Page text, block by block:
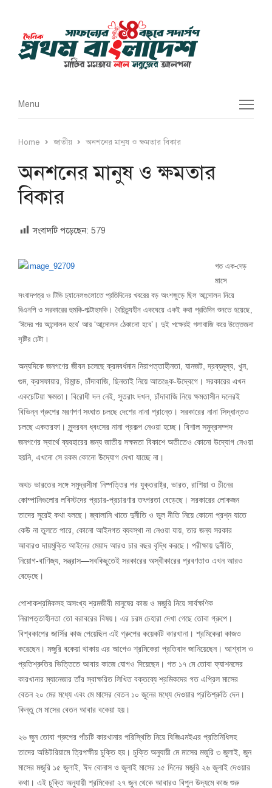
Menu
Menu
Home জাতীয় অনশনের মানুষ ও ক্ষমতার বিকার
অনশনের মানুষ ও ক্ষমতার
বিকার
সংবাদটি পড়েছেন: 579
গত এক-দেড়
মাসে
সংবাদপত্র ও টিভি চ্যানেলগুলোতে প্রতিদিনের খবরের বড় অংশজুড়ে ছিল আন্দোলন নিয়ে
বিএনপি ও সরকারের হুমকি-পাল্টাহুমকি। বৈচিত্র্যহীন একঘেয়ে একই কথা প্রতিদিন শুনতে হয়েছে,
‘ঈদের পর আন্দোলন হবে’ আর ‘আন্দোলন ঠেকানো হবে’। দুই পক্ষেরই গলাবাজি করে উত্তেজনা
সৃষ্টির চেষ্টা।
অন্যদিকে জনগণের জীবন চলেছে ক্রমবর্ধমান নিরাপত্তাহীনতা, যানজট, দ্রব্যমূল্য, খুন,
গুম, ক্রসফায়ার, রিমান্ড, চাঁদাবাজি, ছিনতাই নিয়ে আতঙ্কে-উদ্বেগে। সরকারের এখন
একচেটিয়া ক্ষমতা। বিরোধী দল নেই, সুতরাং দখল, চাঁদাবাজি নিয়ে ক্ষমতাসীন দলেরই
বিভিন্ন গ্রুপের মরণপণ সংঘাত চলছে দেশের নানা প্রান্তে। সরকারের নানা সিদ্ধান্তও
চলছে একতরফা। সুন্দরবন ধ্বংসের নানা প্রকল্প নেওয়া হচ্ছে। বিশাল সমুদ্রসম্পদ
জনগণের স্বার্থে ব্যবহারের জন্য জাতীয় সক্ষমতা বিকাশে অতীতেও কোনো উদ্যোগ নেওয়া
হয়নি, এখনো সে রকম কোনো উদ্যোগ দেখা যাচ্ছে না।
অথচ ভারতের সঙ্গে সমুদ্রসীমা নিষ্পত্তির পর যুক্তরাষ্ট্র, ভারত, রাশিয়া ও চীনের
কোম্পানিগুলোর লবিস্টদের প্রচার-প্রচারণার তৎপরতা বেড়েছে। সরকারের লোকজন
তাদের সুরেই কথা বলছে। জ্বালানি খাতে দুর্নীতি ও ভুল নীতি নিয়ে কোনো প্রশ্ন যাতে
কেউ না তুলতে পারে, কোনো আইনগত ব্যবস্থা না নেওয়া যায়, তার জন্য সরকার
আবারও দায়মুক্তি আইনের মেয়াদ আরও চার বছর বৃদ্ধি করছে। পরীক্ষায় দুর্নীতি,
নিয়োগ-বাণিজ্য, সন্ত্রাস—সবকিছুতেই সরকারের অস্বীকারের প্রবণতাও এখন আরও
বেড়েছে।
পোশাকশ্রমিকসহ অসংখ্য শ্রমজীবী মানুষের কাজ ও মজুরি নিয়ে সার্বক্ষণিক
নিরাপত্তাহীনতা তো বরাবরের বিষয়। এর চরম চেহারা দেখা গেছে তোবা গ্রুপে।
বিশ্বকাপের জার্সির কাজ পেয়েছিল এই গ্রুপের কয়েকটি কারখানা। শ্রমিকেরা কাজও
করেছেন। মজুরি বকেয়া থাকায় এর আগেও শ্রমিকেরা প্রতিবাদ জানিয়েছেন। আশ্বাস ও
প্রতিশ্রুতির ভিত্তিতে আবার কাজে যোগও দিয়েছেন। গত ১৭ মে তোবা ফ্যাশনসের
কারখানার ম্যানেজার তাঁর স্বাক্ষরিত লিখিত বক্তব্যে শ্রমিকদের গত এপ্রিল মাসের
বেতন ২০ মের মধ্যে এবং মে মাসের বেতন ১০ জুনের মধ্যে দেওয়ার প্রতিশ্রুতি দেন।
কিন্তু মে মাসের বেতন আবার বকেয়া হয়।
২৬ জুন তোবা গ্রুপের পাঁচটি কারখানার পরিস্থিতি নিয়ে বিজিএমইএর প্রতিনিধিসহ
তাদের অডিটরিয়ামে ত্রিপক্ষীয় চুক্তি হয়। চুক্তি অনুযায়ী মে মাসের মজুরি ৩ জুলাই, জুন
মাসের মজুরি ১৫ জুলাই, ঈদ বোনাস ও জুলাই মাসের ১৫ দিনের মজুরি ২৬ জুলাই দেওয়ার
কথা। এই চুক্তি অনুযায়ী শ্রমিকেরা ২৭ জুন থেকে আবারও বিপুল উদ্যমে কাজ শুরু